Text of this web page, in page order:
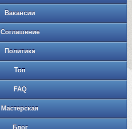
Вакансии
Соглашение
Политика
Топ
FAQ
Мастерская
Блог